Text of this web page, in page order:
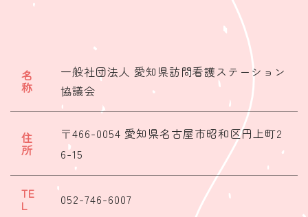
名
称
一般社団法人 愛知県訪問看護ステーション
協議会
住
所
〒466-0054 愛知県名古屋市昭和区円上町2
6-15
TE
L 052-746-6007